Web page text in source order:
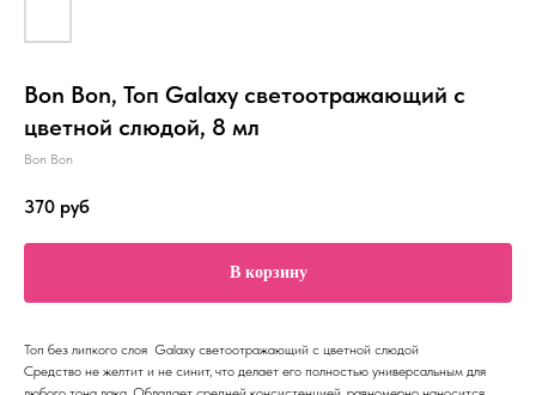
Bon Bon, Топ Galaxy светоотражающий с
цветной слюдой, 8 мл
Bon Bon
370 руб
В корзину
Топ без липкого слоя Galaxy светоотражающий с цветной слюдой
Средство не желтит и не синит, что делает его полностью универсальным для